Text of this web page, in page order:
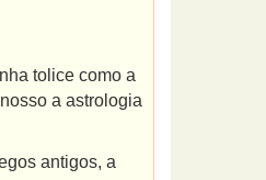
tolice como a
a astrologia
antigos, a